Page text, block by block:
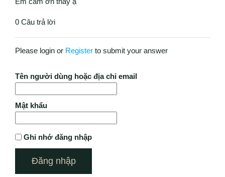
0 Câu trả lời
Please login or Register to submit your answer
Tên người dùng hoặc địa chỉ email
Mật khẩu
Ghi nhớ đăng nhập